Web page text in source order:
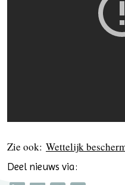
Zie ook: Wettelijk
Deel nieuws via: